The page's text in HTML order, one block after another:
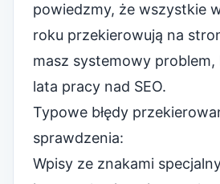
powiedzmy, że wszystkie
roku przekierowują na
masz systemowy
lata pracy nad SEO.
Typowe błędy
sprawdzenia:
Wpisy ze znakami